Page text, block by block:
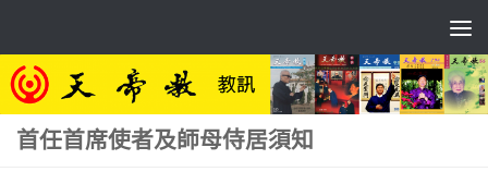
首任首席使者及師母侍居須知